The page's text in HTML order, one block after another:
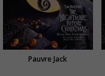
Pauvre Jack